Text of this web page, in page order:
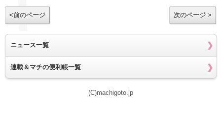
<前のページ 次のページ >
ニュース一覧
連載＆マチの便利帳一覧
(C)machigoto.jp